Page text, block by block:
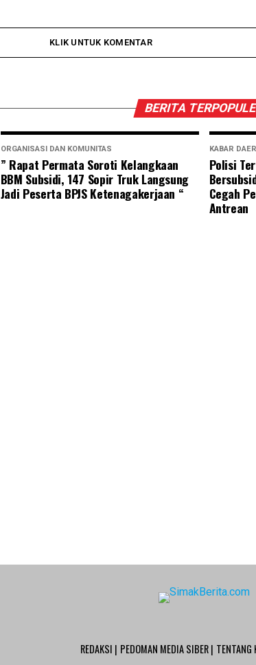
KLIK UNTUK KOMENTAR
BERITA
ORGANISASI DAN KOMUNITAS
” Rapat Permata Soroti Kelangkaan
BBM Subsidi, 147 Sopir Truk Langsung
Jadi Peserta BPJS Ketenagakerjaan “
KABAR
Polisi
Cegah
Antrean
REDAKSI | PEDOMAN MEDIA SIBER | TENTANG